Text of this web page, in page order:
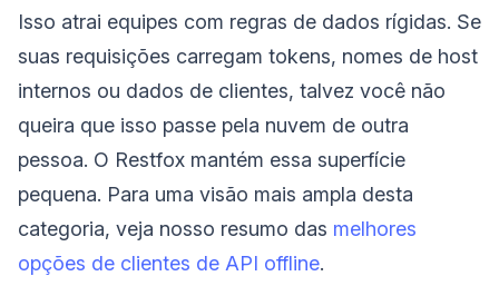
Isso atrai equipes com regras de dados rígidas. Se
suas requisições carregam tokens, nomes de host
internos ou dados de clientes, talvez você não
queira que isso passe pela nuvem de outra
pessoa. O Restfox mantém essa superfície
pequena. Para uma visão mais ampla desta
categoria, veja nosso resumo das melhores
opções de clientes de API offline.